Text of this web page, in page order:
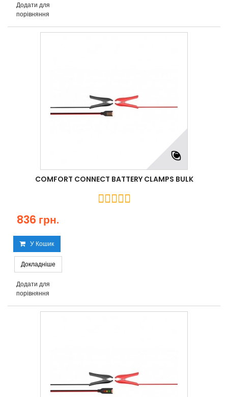
Додати для
порівняння
COMFORT CONNECT BATTERY CLAMPS BULK
836 грн.
У Кошик
Докладніше
Додати для
порівняння